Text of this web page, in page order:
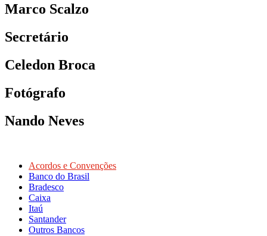
Marco Scalzo
Secretário
Celedon Broca
Fotógrafo
Nando Neves
Acordos e Convenções
Banco do Brasil
Bradesco
Caixa
Itaú
Santander
Outros Bancos